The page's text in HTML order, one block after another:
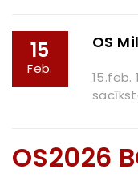
15
Feb.
OS
15.feb.
OS2026